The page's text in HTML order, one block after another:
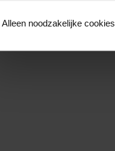
Alleen noodzakelijke cookies